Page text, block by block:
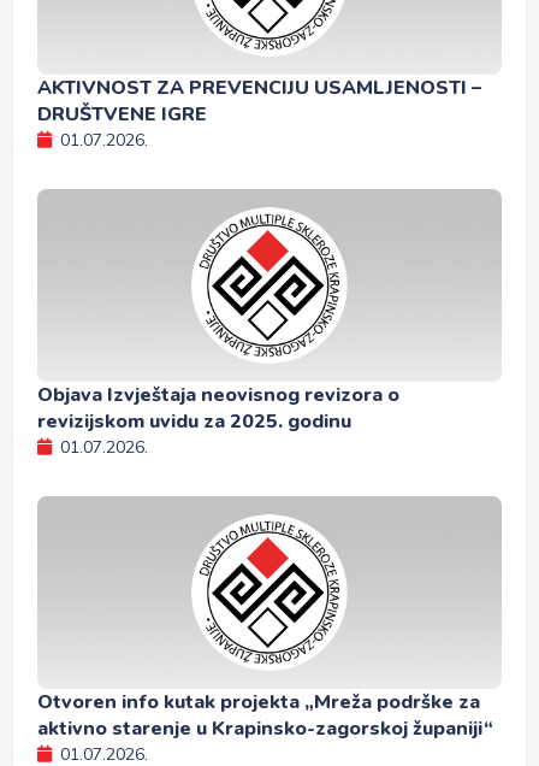
AKTIVNOST ZA PREVENCIJU USAMLJENOSTI –
DRUŠTVENE IGRE
01.07.2026.
Objava Izvještaja neovisnog revizora o
revizijskom uvidu za 2025. godinu
01.07.2026.
Otvoren info kutak projekta „Mreža podrške za
aktivno starenje u Krapinsko-zagorskoj županiji“
01.07.2026.